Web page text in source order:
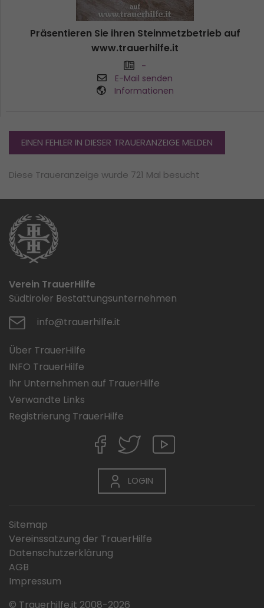
Präsentieren Sie ihren Steinmetzbetrieb auf
www.trauerhilfe.it
-
E-Mail senden
Informationen
EINEN FEHLER IN DIESER TRAUERANZEIGE MELDEN
Diese Traueranzeige wurde 721 Mal besucht
Verein TrauerHilfe
Südtiroler Bestattungsunternehmen
info@trauerhilfe.it
Über TrauerHilfe
INFO TrauerHilfe
Ihr Unternehmen auf TrauerHilfe
Verwandte Links
Registrierung TrauerHilfe
LOGIN
Sitemap
Vereinssatzung der TrauerHilfe
Datenschutzerklärung
AGB
Impressum
© Trauerhilfe.it 2008-2026